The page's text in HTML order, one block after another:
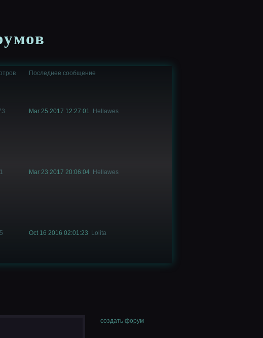
Последнее сообщение
Mar 25 2017 12:27:01 Hellawes
Mar 23 2017 20:06:04 Hellawes
Oct 16 2016 02:01:23 Lolita
создать форум